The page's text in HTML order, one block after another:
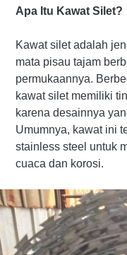
Apa Itu Kawat Silet?
Kawat silet adalah
mata pisau tajam
permukaannya.
kawat silet memiliki
karena desainnya
Umumnya, kawat ini
stainless steel untuk
cuaca dan korosi.